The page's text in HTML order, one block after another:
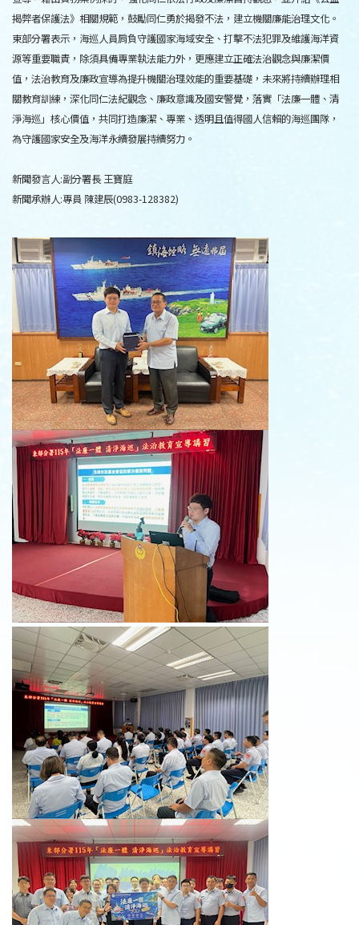
揭弊者保護法》相關規範，鼓勵同仁勇於揭發不法，建立機關廉能治理文化。
東部分署表示，海巡人員肩負守護國家海域安全、打擊不法犯罪及維護海洋資
源等重要職責，除須具備專業執法能力外，更應建立正確法治觀念與廉潔價
值，法治教育及廉政宣導為提升機關治理效能的重要基礎，未來將持續辦理相
關教育訓練，深化同仁法紀觀念、廉政意識及國安警覺，落實「法廉一體、清
淨海巡」核心價值，共同打造廉潔、專業、透明且值得國人信賴的海巡團隊，
為守護國家安全及海洋永續發展持續努力。
新聞發言人:副分署長 王寶庭
新聞承辦人:專員 陳建辰(0983-128382)